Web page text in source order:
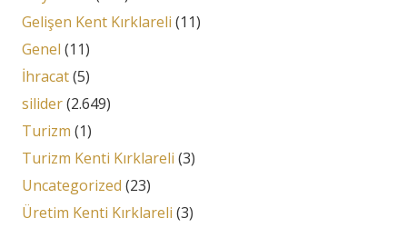
Gelişen Kent Kırklareli (11)
Genel (11)
İhracat(5)
silider(2.649)
Turizm (1)
Turizm Kenti Kırklareli (3)
Uncategorized (23)
Üretim Kenti Kırklareli (3)